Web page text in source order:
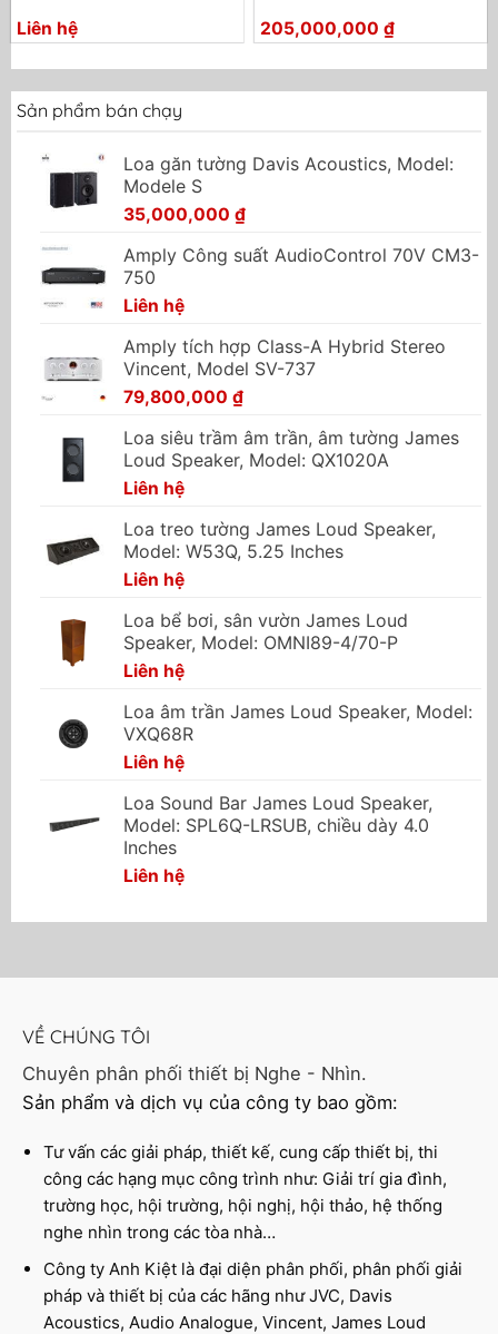
Liên hệ 205,000,000 ₫
Sản phẩm bán chạy
Loa găn tường Davis Acoustics, Model:
Modele S
35,000,000 ₫
Amply Công suất AudioControl 70V CM3-
750
Liên hệ
Amply tích hợp Class-A Hybrid Stereo
Vincent, Model SV-737
79,800,000 ₫
Loa siêu trầm âm trần, âm tường James
Loud Speaker, Model: QX1020A
Liên hệ
Loa treo tường James Loud Speaker,
Model: W53Q, 5.25 Inches
Liên hệ
Loa bể bơi, sân vườn James Loud
Speaker, Model: OMNI89-4/70-P
Liên hệ
Loa âm trần James Loud Speaker, Model:
VXQ68R
Liên hệ
Loa Sound Bar James Loud Speaker,
Model: SPL6Q-LRSUB, chiều dày 4.0
Inches
Liên hệ
VỀ CHÚNG TÔI
Chuyên phân phối thiết bị Nghe - Nhìn.
Sản phẩm và dịch vụ của công ty bao gồm:
Tư vấn các giải pháp, thiết kế, cung cấp thiết bị, thi
công các hạng mục công trình như: Giải trí gia đình,
trường học, hội trường, hội nghị, hội thảo, hệ thống
nghe nhìn trong các tòa nhà…
Công ty Anh Kiệt là đại diện phân phối, phân phối giải
pháp và thiết bị của các hãng như JVC, Davis
Acoustics, Audio Analogue, Vincent, James Loud